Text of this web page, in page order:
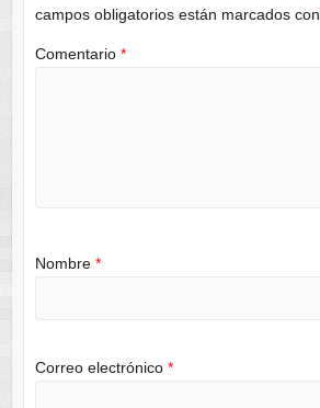
campos obligatorios están marcados con
Comentario *
Nombre *
Correo electrónico *